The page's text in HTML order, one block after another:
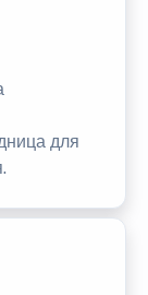
для